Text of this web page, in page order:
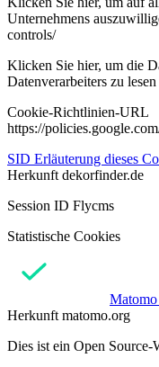
Unternehmens
controls/
Klicken Sie hier, um die
Datenverarbeiters zu
Cookie-Richtlinien-URL
https://
SID Erläuterung dieses
Herkunft dekorfinder.de
Session ID Flycms
Statistische Cookies
Matomo
Herkunft matomo.org
Dies ist ein Open Source-